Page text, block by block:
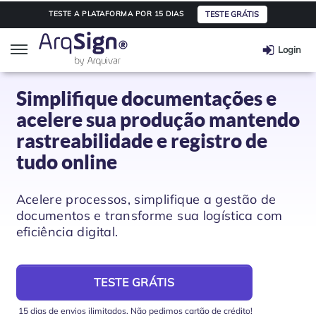
TESTE A PLATAFORMA POR 15 DIAS TESTE GRÁTIS
ArqSign
Soluções
Assinatura digital
Integração de API
Segmentos
Saúde
Planos e Preços
Login
Simplifique documentações e
acelere sua produção mantendo
rastreabilidade e registro de
tudo online
Acelere processos, simplifique a gestão de
documentos e transforme sua logística com
eficiência digital.
TESTE GRÁTIS
15 dias de envios ilimitados. Não pedimos cartão de crédito!